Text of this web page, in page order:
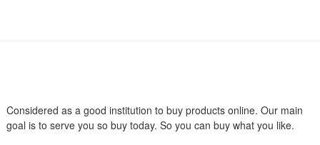
Considered as a good institution to buy products online. Our main
goal is to serve you so buy today. So you can buy what you like.